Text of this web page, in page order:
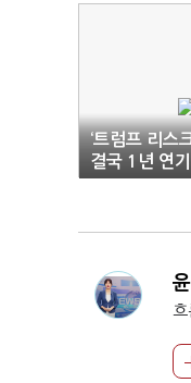
‘트럼프 리스
결국 1년 연
운 ‘희비’
흐